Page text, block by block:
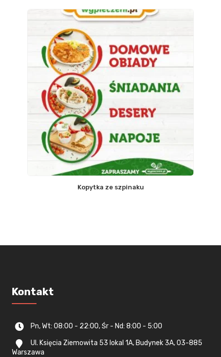
Kopytka ze szpinaku
Kontakt
Pn, Wt: 08:00 - 22:00, Śr - Nd: 8:00 - 5:00
Ul. Księcia Ziemowita 53 lokal 1A, Budynek 3A, 03-885
Warszawa